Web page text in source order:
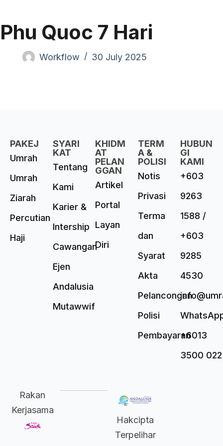
Phu Quoc 7 Hari
Workflow 30 July 2025
PAKEJ
Umrah
Umrah
Ziarah
Percutian
Haji
SYARI
KAT
Tentang
Kami
Karier &
Intership
Cawangan
Ejen
Andalusia
Mutawwif
KHIDM
AT
PELAN
GGAN
Artikel
Portal
Layan
Diri
TERM
A &
POLISI
Notis
Privasi
Terma
dan
Syarat
Akta
Pelancongan
Polisi
Pembayaran
HUBUN
GI
KAMI
+603
9263
1588 /
+603
9285
4530
+6013
3500 022
Rakan
Kerjasama
Hakcipta
Terpelihar